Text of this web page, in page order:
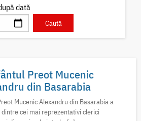
dată
Preot Mucenic
din Basarabia
Mucenic Alexandru din Basarabia a
cei mai reprezentativi clerici